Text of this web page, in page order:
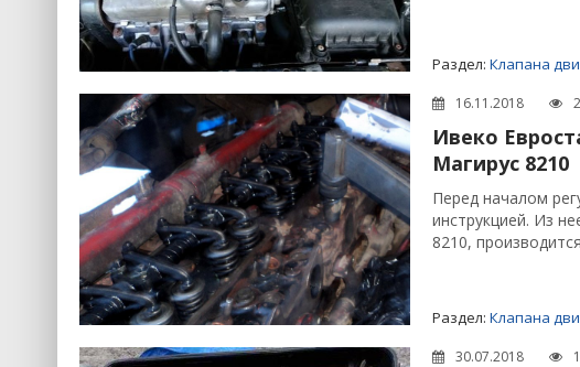
Раздел: Клапана
16.11.2018
Ивеко
Магирус 8210
Перед началом
инструкцией. Из
8210,
Раздел: Клапана
30.07.2018